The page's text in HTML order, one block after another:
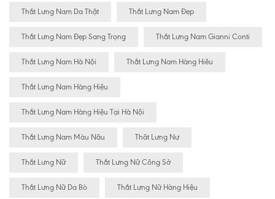
Thắt Lưng Nam Da Thật Thắt Lưng Nam Đẹp
Thắt Lưng Nam Đẹp Sang Trọng Thắt Lưng Nam Gianni Conti
Thắt Lưng Nam Hà Nội Thắt Lưng Nam Hàng Hiêu
Thắt Lưng Nam Hàng Hiệu
Thắt Lưng Nam Hàng Hiệu Tại Hà Nội
Thắt Lưng Nam Màu Nâu Thăt Lưng Nư
Thắt Lưng Nữ Thắt Lưng Nữ Công Sở
Thắt Lưng Nữ Da Bò Thắt Lưng Nữ Hàng Hiệu